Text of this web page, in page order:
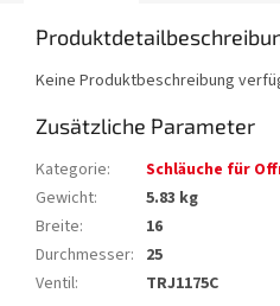
Keine Produktbeschreibung
Zusätzliche Parameter
Kategorie:
Schläuche für
Gewicht:
5.83 kg
Breite:
16
Durchmesser: 25
Ventil: TRJ1175C